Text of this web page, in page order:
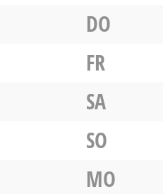
DO
FR
SA
SO
MO